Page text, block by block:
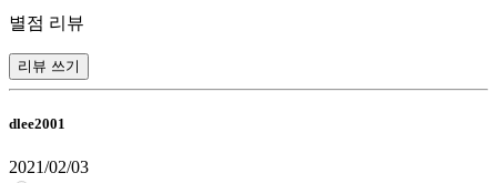
별점 리뷰
리뷰 쓰기
dlee2001
2021/02/03